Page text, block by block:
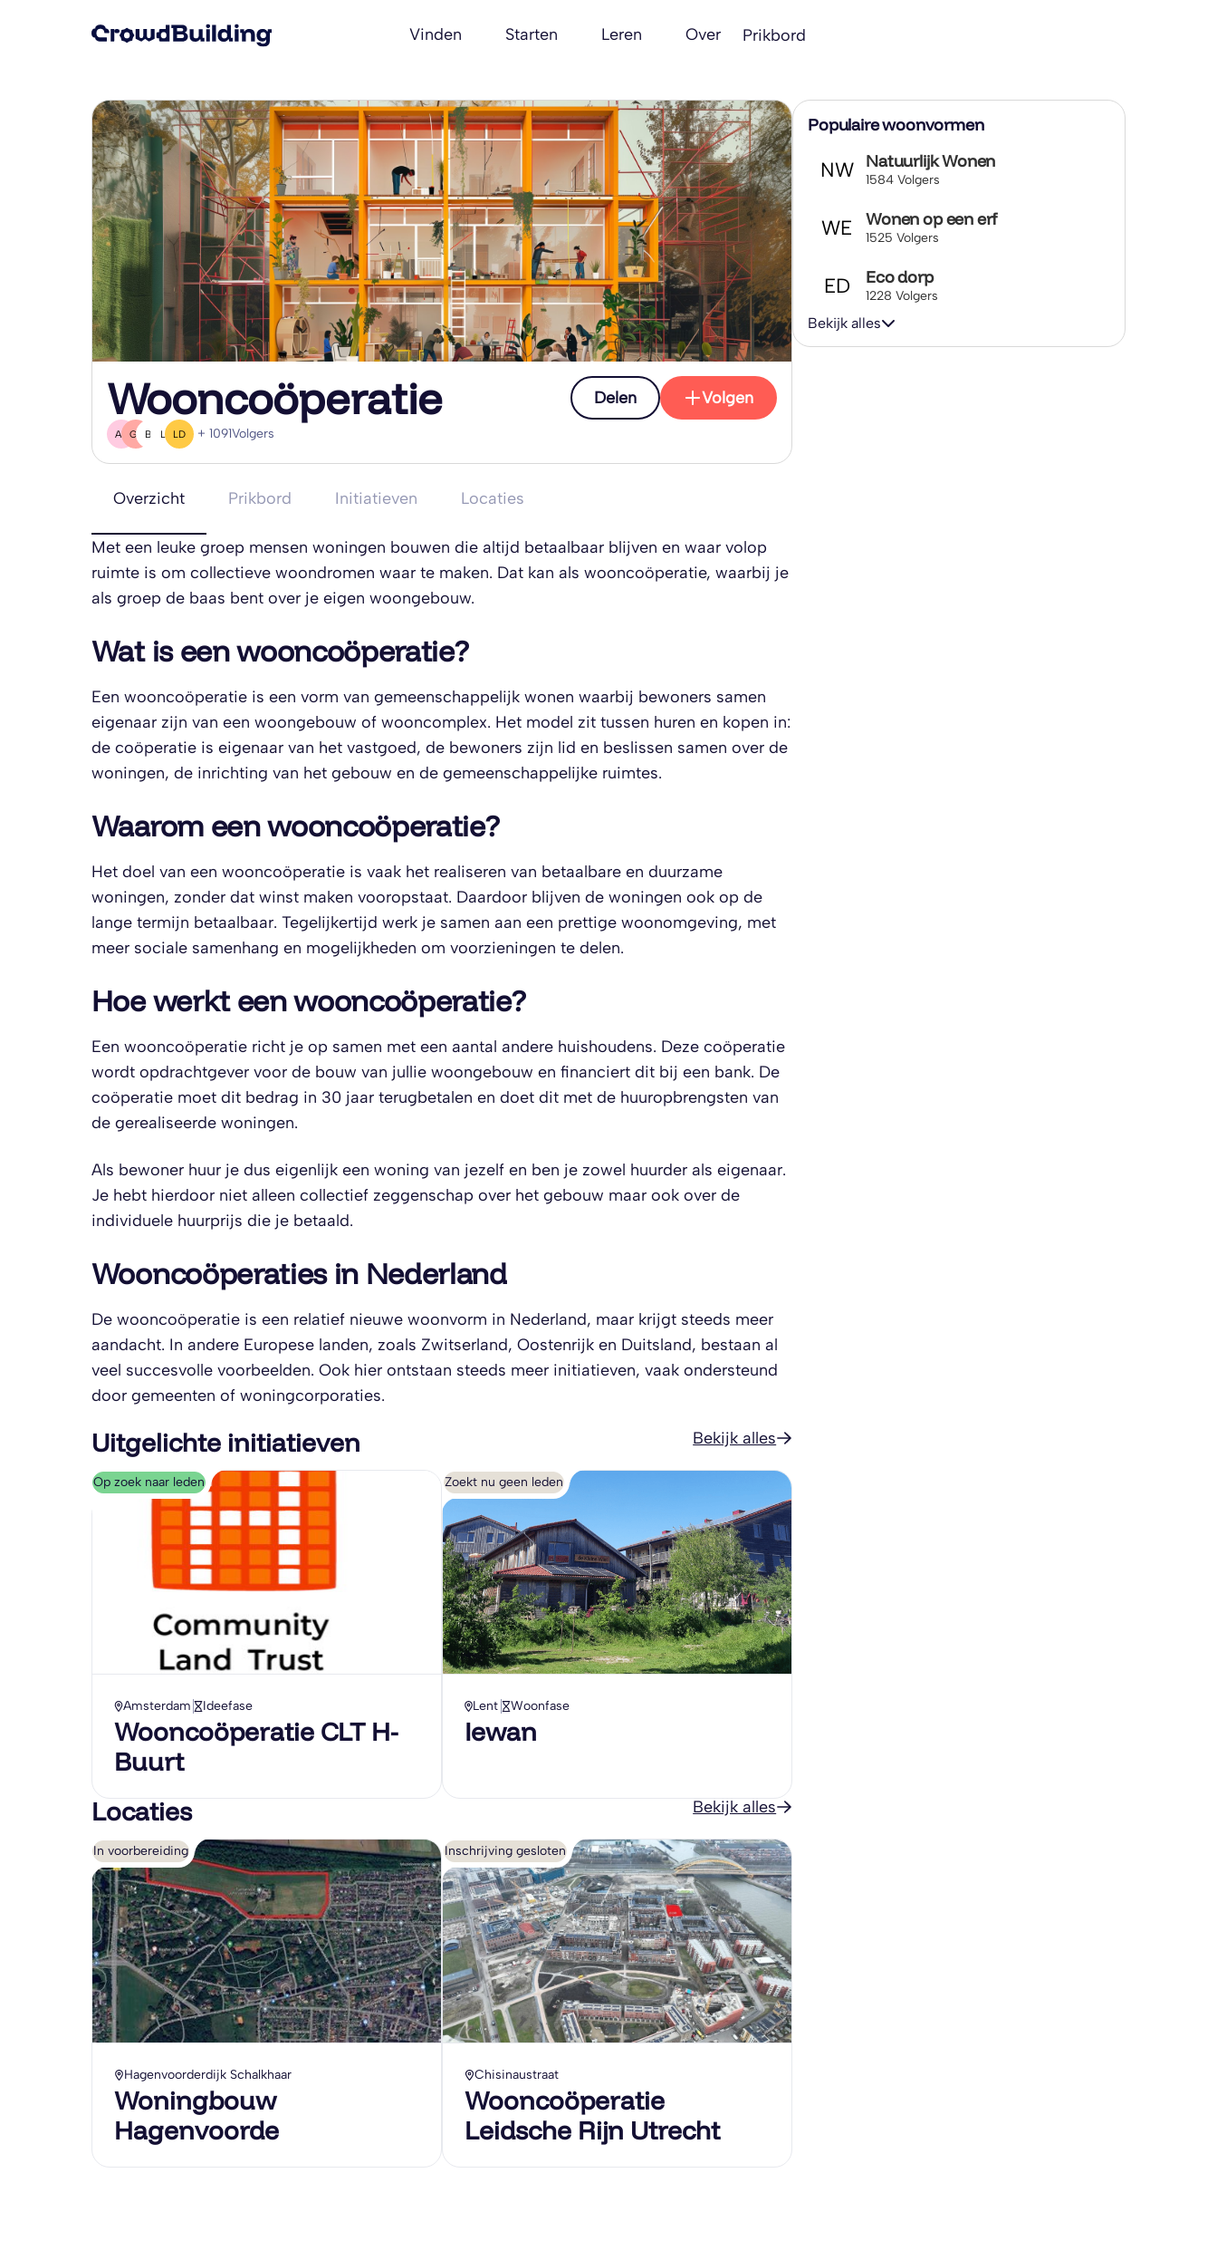
Vinden Starten Leren Over Prikbord
Wooncoöperatie Delen Volgen
AR GL B( L( LD + 1091Volgers
Overzicht Prikbord Initiatieven Locaties
Met een leuke groep mensen woningen bouwen die altijd betaalbaar blijven en waar volop
ruimte is om collectieve woondromen waar te maken. Dat kan als wooncoöperatie, waarbij je
als groep de baas bent over je eigen woongebouw.
Wat is een wooncoöperatie?
Een wooncoöperatie is een vorm van gemeenschappelijk wonen waarbij bewoners samen
eigenaar zijn van een woongebouw of wooncomplex. Het model zit tussen huren en kopen in:
de coöperatie is eigenaar van het vastgoed, de bewoners zijn lid en beslissen samen over de
woningen, de inrichting van het gebouw en de gemeenschappelijke ruimtes.
Waarom een wooncoöperatie?
Het doel van een wooncoöperatie is vaak het realiseren van betaalbare en duurzame
woningen, zonder dat winst maken vooropstaat. Daardoor blijven de woningen ook op de
lange termijn betaalbaar. Tegelijkertijd werk je samen aan een prettige woonomgeving, met
meer sociale samenhang en mogelijkheden om voorzieningen te delen.
Hoe werkt een wooncoöperatie?
Een wooncoöperatie richt je op samen met een aantal andere huishoudens. Deze coöperatie
wordt opdrachtgever voor de bouw van jullie woongebouw en financiert dit bij een bank. De
coöperatie moet dit bedrag in 30 jaar terugbetalen en doet dit met de huuropbrengsten van
de gerealiseerde woningen.
Als bewoner huur je dus eigenlijk een woning van jezelf en ben je zowel huurder als eigenaar.
Je hebt hierdoor niet alleen collectief zeggenschap over het gebouw maar ook over de
individuele huurprijs die je betaald.
Wooncoöperaties in Nederland
De wooncoöperatie is een relatief nieuwe woonvorm in Nederland, maar krijgt steeds meer
aandacht. In andere Europese landen, zoals Zwitserland, Oostenrijk en Duitsland, bestaan al
veel succesvolle voorbeelden. Ook hier ontstaan steeds meer initiatieven, vaak ondersteund
door gemeenten of woningcorporaties.
Uitgelichte initiatieven Bekijk alles
Op zoek naar leden
Amsterdam Ideefase
Wooncoöperatie CLT H-
Buurt
Zoekt nu geen leden
Lent Woonfase
Iewan
Locaties Bekijk alles
In voorbereiding
Hagenvoorderdijk Schalkhaar
Woningbouw
Hagenvoorde
Inschrijving gesloten
Chisinaustraat
Wooncoöperatie
Leidsche Rijn Utrecht
Populaire woonvormen
NW Natuurlijk Wonen
1584 Volgers
WE Wonen op een erf
1525 Volgers
ED Eco dorp
1228 Volgers
Bekijk alles